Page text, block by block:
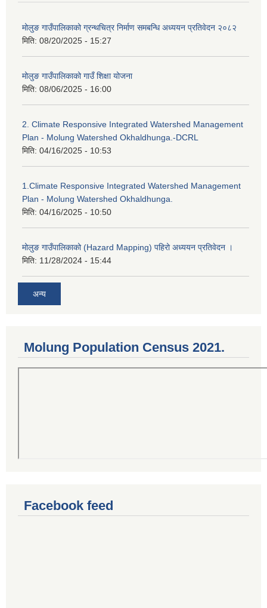
मोलुङ गाउँपालिकाको ग्रन्थचित्र निर्माण समबन्धि अध्ययन प्रतिवेदन २०८२
मिति: 08/20/2025 - 15:27
मोलुङ गाउँपालिकाको गाउँ शिक्षा योजना
मिति: 08/06/2025 - 16:00
2. Climate Responsive Integrated Watershed Management
Plan - Molung Watershed Okhaldhunga.-DCRL
मिति: 04/16/2025 - 10:53
1.Climate Responsive Integrated Watershed Management
Plan - Molung Watershed Okhaldhunga.
मिति: 04/16/2025 - 10:50
मोलुङ गाउँपालिकाको (Hazard Mapping) पहिरो अध्ययन प्रतिवेदन ।
मिति: 11/28/2024 - 15:44
अन्य
Molung Population Census 2021.
Facebook feed